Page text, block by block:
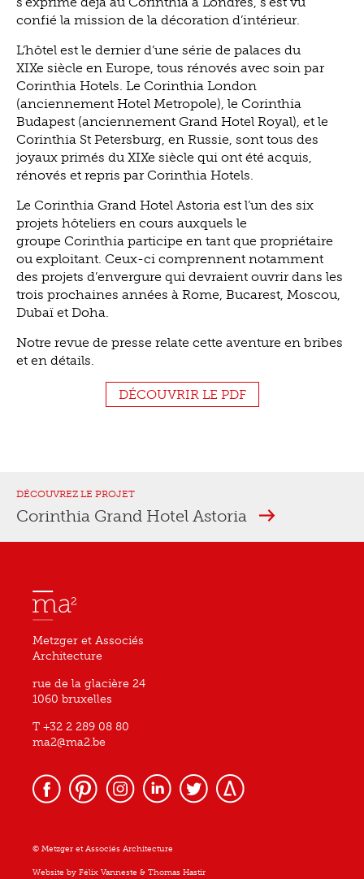
confié la mission de la décoration d’intérieur.
L’hôtel est le dernier d’une série de palaces du
XIXe siècle en Europe, tous rénovés avec soin par
Corinthia Hotels. Le Corinthia London
(anciennement Hotel Metropole), le Corinthia
Budapest (anciennement Grand Hotel Royal), et le
Corinthia St Petersburg, en Russie, sont tous des
joyaux primés du XIXe siècle qui ont été acquis,
rénovés et repris par Corinthia Hotels.
Le Corinthia Grand Hotel Astoria est l’un des six
projets hôteliers en cours auxquels le
groupe Corinthia participe en tant que propriétaire
ou exploitant. Ceux-ci comprennent notamment
des projets d’envergure qui devraient ouvrir dans les
trois prochaines années à Rome, Bucarest, Moscou,
Dubaï et Doha.
Notre revue de presse relate cette aventure en bribes
et en détails.
DÉCOUVRIR LE PDF
DÉCOUVREZ LE PROJET
Corinthia Grand Hotel Astoria
Metzger et Associés
Architecture
rue de la glacière 24
1060 bruxelles
T +32 2 289 08 80
ma2@ma2.be
© Metzger et Associés Architecture
Website by Félix Vanneste & Thomas Hastir